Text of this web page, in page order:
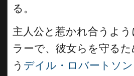
る。
主人公と惹かれ合うよ
ラーで、彼女らを守る
う デイル・ロバートソン